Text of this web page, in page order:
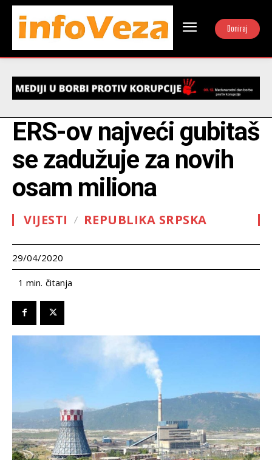
Doniraj
ERS-ov najveći gubitaš
se zadužuje za novih
osam miliona
VIJESTI REPUBLIKA SRPSKA
29/04/2020
1 min. čitanja